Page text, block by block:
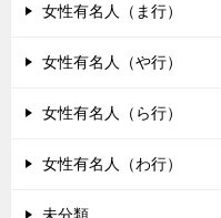
女性有名人（ま行）
女性有名人（や行）
女性有名人（ら行）
女性有名人（わ行）
未分類